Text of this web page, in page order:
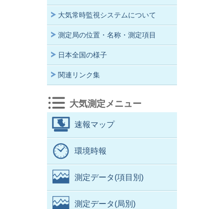
大気常時監視システムについて
測定局の位置・名称・測定項目
日本全国の様子
関連リンク集
大気測定メニュー
速報マップ
環境時報
測定データ(項目別)
測定データ(局別)